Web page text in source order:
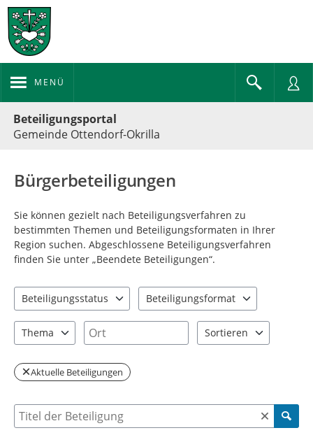
MENÜ
Beteiligungsportal
Gemeinde Ottendorf-Okrilla
Bürgerbeteiligungen
Sie können gezielt nach Beteiligungsverfahren zu
bestimmten Themen und Beteiligungsformaten in Ihrer
Region suchen. Abgeschlossene Beteiligungsverfahren
finden Sie unter „Beendete Beteiligungen“.
Beteiligungsstatus
Beteiligungsformat
Thema
Ort
Sortieren
Aktuelle Beteiligungen
Suche nach Beteiligung